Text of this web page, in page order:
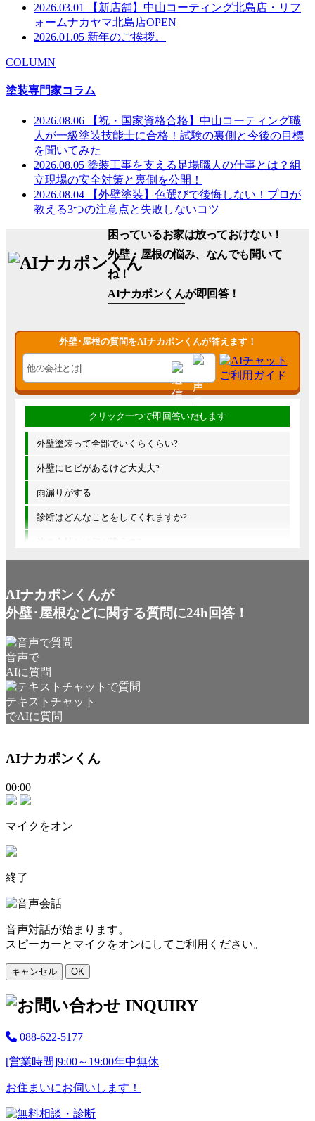
2026.03.01
【新店舗】中山コーティング北島店・リフ
ォームナカヤマ北島店OPEN
2026.01.05 新年のご挨拶。
COLUMN
塗装専門家コラム
2026.08.06
【祝・国家資格合格】中山コーティング職
人が一級塗装技能士に合格！試験の裏側と今後の目標
を聞いてみた
2026.08.05 塗装工事を支える足場職人の仕事とは？組
立現場の安全対策と裏側を公開！
2026.08.04
【外壁塗装】色選びで後悔しない！プロが
教える3つの注意点と失敗しないコツ
困っているお家は放っておけない！
外壁・屋根の悩み、なんでも聞いて
ね！
AIナカポンくんが即回答！
外壁･屋根の質問をAIナカポンくんが答えます！
外壁塗装って全部でいくらくらい?
外壁にヒビがあるけど大丈夫?
雨漏りがする
診断はどんなことをしてくれますか?
他の会社とは何が違うの?
AIナカポンくんが
外壁･屋根などに関する質問に24h回答！
音声で
AIに質問
テキストチャット
でAIに質問
AIナカポンくん
00:00
マイクをオン
終了
音声対話が始まります。
スピーカーとマイクをオンにしてご利用ください。
キャンセル OK
088-622-5177
[営業時間]9:00～19:00年中無休
お住まいにお伺いします！